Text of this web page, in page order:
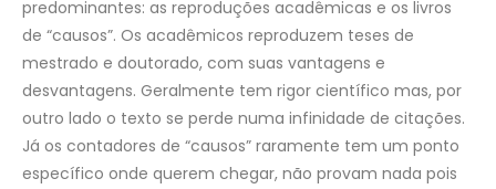
predominantes: as reproduções acadêmicas e os livros
de “causos”. Os acadêmicos reproduzem teses de
mestrado e doutorado, com suas vantagens e
desvantagens. Geralmente tem rigor científico mas, por
outro lado o texto se perde numa infinidade de citações.
Já os contadores de “causos” raramente tem um ponto
específico onde querem chegar, não provam nada pois